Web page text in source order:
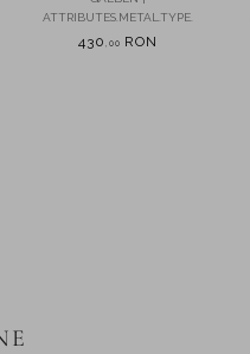
zirconii
ATTRIBUTES.METAL.TYPE.
430,00 RON